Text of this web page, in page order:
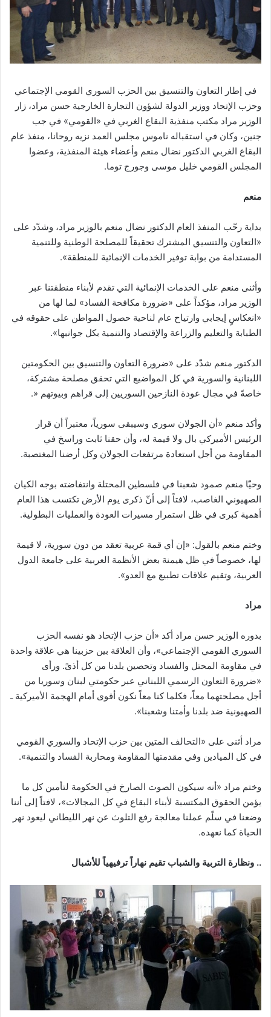
في إطار التعاون والتنسيق بين الحزب السوري القومي الإجتماعي
وحزب الإتحاد ووزير الدولة لشؤون التجارة الخارجية حسن مراد، زار
الوزير مراد مكتب منفذية البقاع الغربي في «القومي» في جب
جنين، وكان في استقباله ناموس مجلس العمد نزيه روحانا، منفذ عام
البقاع الغربي الدكتور نضال منعم وأعضاء هيئة المنفذية، وعضوا
المجلس القومي خليل موسى وجورج توما.
منعم
بداية رحّب المنفذ العام الدكتور نضال منعم بالوزير مراد، وشدّد على
«التعاون والتنسيق المشترك تحقيقاً للمصلحة الوطنية وللتنمية
المستدامة من بوابة توفير الخدمات الإنمائية للمنطقة».
وأثنى منعم على الخدمات الإنمائية التي تقدم لأبناء منطقتنا عبر
الوزير مراد، مؤكداً على «ضرورة مكافحة الفساد» لما لها من
«انعكاسٍ إيجابي وارتياح عام لناحية حصول المواطن على حقوقه في
الطبابة والتعليم والزراعة والإقتصاد والتنمية بكل جوانبها».
الدكتور منعم شدّد على «ضرورة التعاون والتنسيق بين الحكومتين
اللبنانية والسورية في كل المواضيع التي تحقق مصلحة مشتركة،
خاصةً في مجال عودة النازحين السوريين إلى قراهم وبيوتهم «.
وأكد منعم «أن الجولان سوري وسيبقى سورياً، معتبراً أن قرار
الرئيس الأميركي بال ولا قيمة له، وأن حقنا ثابت وراسخ في
المقاومة من أجل استعادة مرتفعات الجولان وكل أرضنا المغتصبة.
وحيّا منعم صمود شعبنا في فلسطين المحتلة وانتفاضته بوجه الكيان
الصهيوني الغاصب، لافتاً إلى أنّ ذكرى يوم الأرض تكتسب هذا العام
أهمية كبرى في ظل استمرار مسيرات العودة والعمليات البطولية.
وختم منعم بالقول: «إن أي قمة عربية تعقد من دون سورية، لا قيمة
لها، خصوصاً في ظل هيمنة بعض الأنظمة العربية على جامعة الدول
العربية، وتقيم علاقات تطبيع مع العدو».
مراد
بدوره الوزير حسن مراد أكد «أن حزب الإتحاد هو نفسه الحزب
السوري القومي الإجتماعي»، وأن العلاقة بين حزبينا هي علاقة واحدة
في مقاومة المحتل والفساد وتحصين بلدنا من كل أذىً. ورأى
«ضرورة التعاون الرسمي اللبناني عبر حكومتي لبنان وسوريا من
أجل مصلحتهما معاً، فكلما كنا معاً نكون أقوى أمام الهجمة الأميركية ـ
الصهيونية ضد بلدنا وأمتنا وشعبنا».
مراد أثنى على «التحالف المتين بين حزب الإتحاد والسوري القومي
في كل الميادين وفي مقدمتها المقاومة ومحاربة الفساد والتنمية».
وختم مراد «أنه سيكون الصوت الصارخ في الحكومة لتأمين كل ما
يؤمن الحقوق المكتسبة لأبناء البقاع في كل المجالات»، لافتاً إلى أننا
وضعنا في سلّم عملنا معالجة رفع التلوث عن نهر الليطاني ليعود نهر
الحياة كما نعهده.
.. ونظارة التربية والشباب تقيم نهاراً ترفيهياً للأشبال